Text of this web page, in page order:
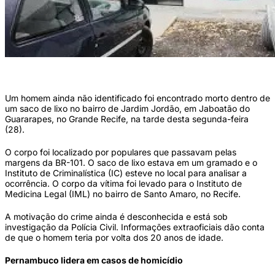
Um homem ainda não identificado foi encontrado morto dentro de
um saco de lixo no bairro de Jardim Jordão, em Jaboatão do
Guararapes, no Grande Recife, na tarde desta segunda-feira
(28).
O corpo foi localizado por populares que passavam pelas
margens da BR-101. O saco de lixo estava em um gramado e o
Instituto de Criminalística (IC) esteve no local para analisar a
ocorrência. O corpo da vítima foi levado para o Instituto de
Medicina Legal (IML) no bairro de Santo Amaro, no Recife.
A motivação do crime ainda é desconhecida e está sob
investigação da Polícia Civil. Informações extraoficiais dão conta
de que o homem teria por volta dos 20 anos de idade.
Pernambuco lidera em casos de homicídio